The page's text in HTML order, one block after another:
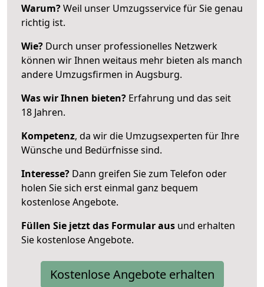
Warum?Weil unser Umzugsservice für Sie genau
richtig ist.
Wie? Durch unser professionelles Netzwerk
können wir Ihnen weitaus mehr bieten als manch
andere Umzugsfirmen in Augsburg.
Was wir Ihnen bieten? Erfahrung und das seit
18 Jahren.
Kompetenz, da wir die Umzugsexperten für Ihre
Wünsche und Bedürfnisse sind.
Interesse? Dann greifen Sie zum Telefon oder
holen Sie sich erst einmal ganz bequem
kostenlose Angebote.
Füllen Sie jetzt das Formular aus und erhalten
Sie kostenlose Angebote.
Kostenlose Angebote erhalten